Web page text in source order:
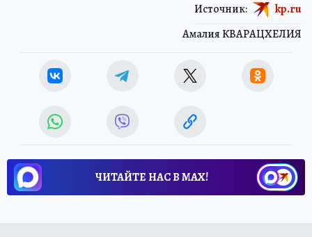
Амалия КВАРАЦХЕЛИЯ
Источник: kp.ru
ЧИТАЙТЕ НАС В МАХ!